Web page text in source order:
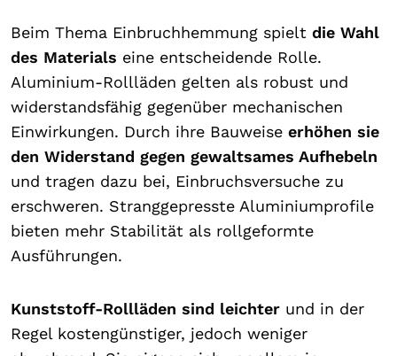
Beim Thema Einbruchhemmung spielt die Wahl
des Materials eine entscheidende Rolle.
Aluminium-Rollläden gelten als robust und
widerstandsfähig gegenüber mechanischen
Einwirkungen. Durch ihre Bauweise erhöhen sie
den Widerstand gegen gewaltsames Aufhebeln
und tragen dazu bei, Einbruchsversuche zu
erschweren. Stranggepresste Aluminiumprofile
bieten mehr Stabilität als rollgeformte
Ausführungen.
Kunststoff-Rollläden sind leichter und in der
Regel kostengünstiger, jedoch weniger